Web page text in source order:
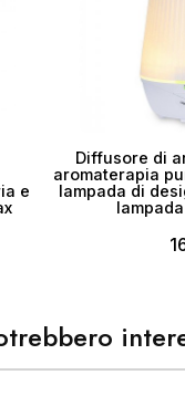
e
Diffusore di
aromaterapia
lampada di